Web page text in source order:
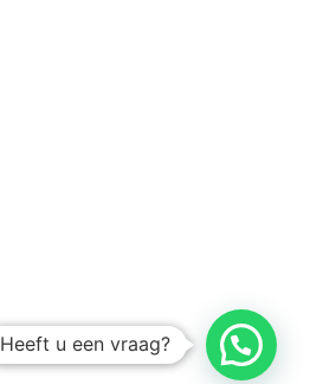
Heeft u een vraag?